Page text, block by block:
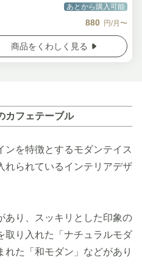
あとから購入可能
880 円/月〜
商品をくわしく見る
カフェテーブル
を特徴とするモダンテイス
れられているインテリアデザ
あり、スッキリとした印象の
取り入れた「ナチュラルモダ
れた「和モダン」などがあり